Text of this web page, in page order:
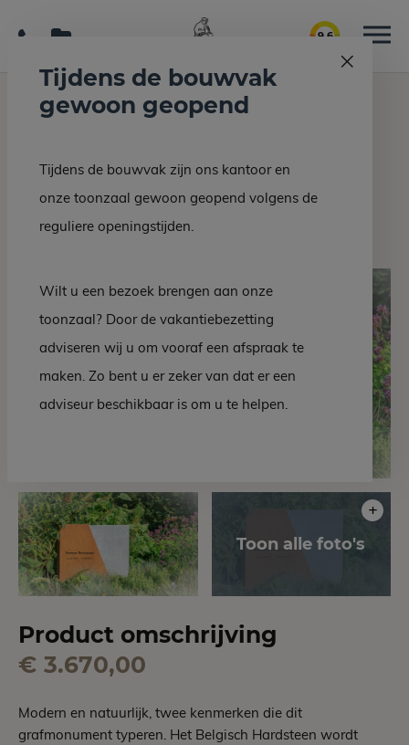
9.6
Home Grafmonumenten Grafsteen DZ 503-20
Grafsteen DZ 503-20
Product omschrijving
€ 3.670,00
Modern en natuurlijk, twee kenmerken die dit
grafmonument typeren. Het Belgisch Hardsteen wordt
Tijdens de bouwvak
gewoon geopend
Tijdens de bouwvak zijn ons kantoor en
onze toonzaal gewoon geopend volgens de
reguliere openingstijden.
Wilt u een bezoek brengen aan onze
toonzaal? Door de vakantiebezetting
adviseren wij u om vooraf een afspraak te
maken. Zo bent u er zeker van dat er een
adviseur beschikbaar is om u te helpen.